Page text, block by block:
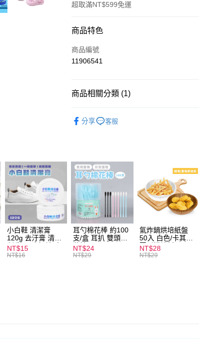
超取滿NT$599免運
付款方式
信用卡一次付款
街口支付
運送方式
全家取貨付款
每筆NT$60，滿NT$599(含以上)免運費
付款後全家取貨
每筆NT$60，滿NT$599(含以上)免運費
商品特色
商品編號
11906541
商品相關分類 (1)
分享
客服
小白鞋 清潔膏
120g 去汙膏 清潔
劑 鞋子 去汙漬 白
皮鞋 鞋油
NT$15
NT$16
耳勺棉花棒 約100
支/盒 耳扒 雙頭棉
花棒
NT$24
NT$29
氣炸鍋烘培紙盤
50入 白色/卡其色
圓形烘焙紙
NT$28
NT$29